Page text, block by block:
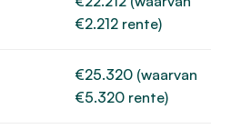
€2.212 rente)
€25.320 (waarvan
€5.320 rente)